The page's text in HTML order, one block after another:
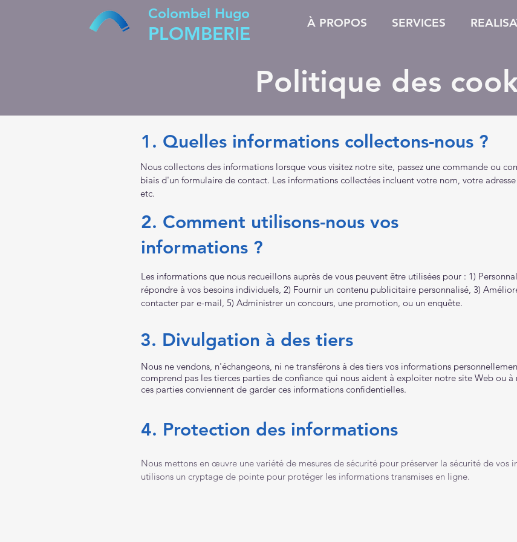
Colombel Hugo
PLOMBERIE
À PROPOS SERVICES
Politique des
1. Quelles informations collectons-nous ?
Nous collectons des informations lorsque vous visitez notre site, passez une commande ou
biais d'un formulaire de contact. Les informations collectées incluent votre nom, votre
etc.
2. Comment utilisons-nous vos
informations ?
Les informations que nous recueillons auprès de vous peuvent être utilisées pour : 1)
répondre à vos besoins individuels, 2) Fournir un contenu publicitaire personnalisé, 3)
contacter par e-mail, 5) Administrer un concours, une promotion, ou un enquête.
3. Divulgation à des tiers
Nous ne vendons, n'échangeons, ni ne transférons à des tiers vos informations
comprend pas les tierces parties de confiance qui nous aident à exploiter notre site Web ou à
ces parties conviennent de garder ces informations confidentielles.
4. Protection des informations
Nous mettons en œuvre une variété de mesures de sécurité pour préserver la sécurité de vos
utilisons un cryptage de pointe pour protéger les informations transmises en ligne.